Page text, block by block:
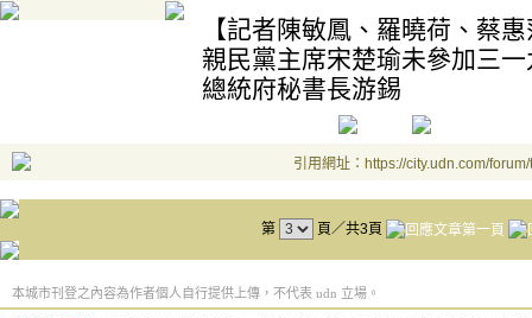
【記者陳敏鳳、羅曉荷、蔡
親民黨主席宋楚瑜未參加三
總統府秘書長游錫
引用網址：https://city.udn.com/
第 頁／共3頁
本城市刊登之內容為作者個人自行提供上傳，不代表 udn 立場。